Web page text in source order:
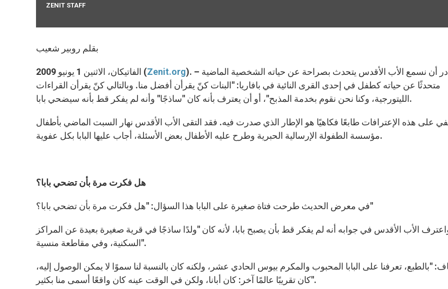
ZENIT STAFF
بقلم روبير شعيب
الفاتيكان، الاثنين 1 يونيو 2009 (Zenit.org). – من النادر أن نسمع الأب الأقدس يتحدث بصراحة عن حياته الشخصية الماضية
متحدثًا عن حياته كطفل في إحدى القرى النائية في بافاريا: "البنات كنّ يقرأن أفضل منا. وبالتالي كنّ يقرأن القراءات
الليتورجية، وكنا نحن نقوم بخدمة المذبح"، أو أن يعترف بأنه كان "ساذجًا" وأنه لم يفكر قط بأنه سيضحي بابا.
على هذه الإعترافات طابعًا فكاهيًا هو الإطار الذي صدرت فيه. فقد التقى الأب الأقدس نهار السبت الماضي بأطفال
مؤسسة الطفولة الإرسالية الحبرية وطرح عليه الأطفال بعض الأسئلة، أجاب عليها البابا بكل عفوية.
هل فكرت مرة بأن تضحي بابا؟
في معرض الحديث طرحت فتاة صغيرة على البابا هذا السؤال: "هل فكرت مرة بأن تضحي بابا؟"
الأب الأقدس في جوابه أنه لم يفكر قط بأن يصبح بابا، لأنه كان "ولدًا ساذجًا في قرية صغيرة بعيدة عن المراكز
السكنية، وفي مقاطعة منسية".
"بالطبع، تعرفنا على البابا المحبوب والمكرم بيوس الحادي عشر، ولكنه كان بالنسبة لنا سموًا لا يمكن الوصول إليه،
كان تقريبًا عالمًا آخر: كان أبانا، ولكن في الوقت عينه كان واقعًا أسمى منا بكثير".